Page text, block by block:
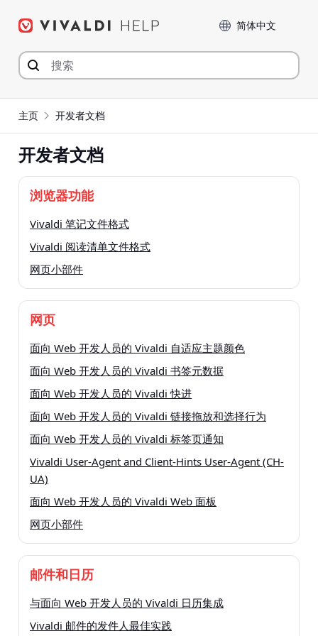
Language
主页 开发者文档
开发者文档
浏览器功能
Vivaldi 笔记文件格式
Vivaldi 阅读清单文件格式
网页小部件
网页
面向 Web 开发人员的 Vivaldi 自适应主题颜色
面向 Web 开发人员的 Vivaldi 书签元数据
面向 Web 开发人员的 Vivaldi 快进
面向 Web 开发人员的 Vivaldi 链接拖放和选择行为
面向 Web 开发人员的 Vivaldi 标签页通知
Vivaldi User-Agent and Client-Hints User-Agent (CH-
UA)
面向 Web 开发人员的 Vivaldi Web 面板
网页小部件
邮件和日历
与面向 Web 开发人员的 Vivaldi 日历集成
Vivaldi 邮件的发件人最佳实践